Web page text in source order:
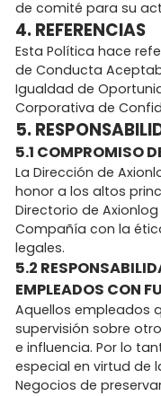
de comité para su
4. REFERENCIAS
Esta Política hace
de Conducta
Igualdad de
Corporativa de
5.
5.1 COMPROMISO
La Dirección de
honor a los altos
Directorio de
Compañía con la
legales.
5.2
EMPLEADOS CON
Aquellos empleados
supervisión sobre
e influencia. Por lo
especial en virtud de
Negocios de